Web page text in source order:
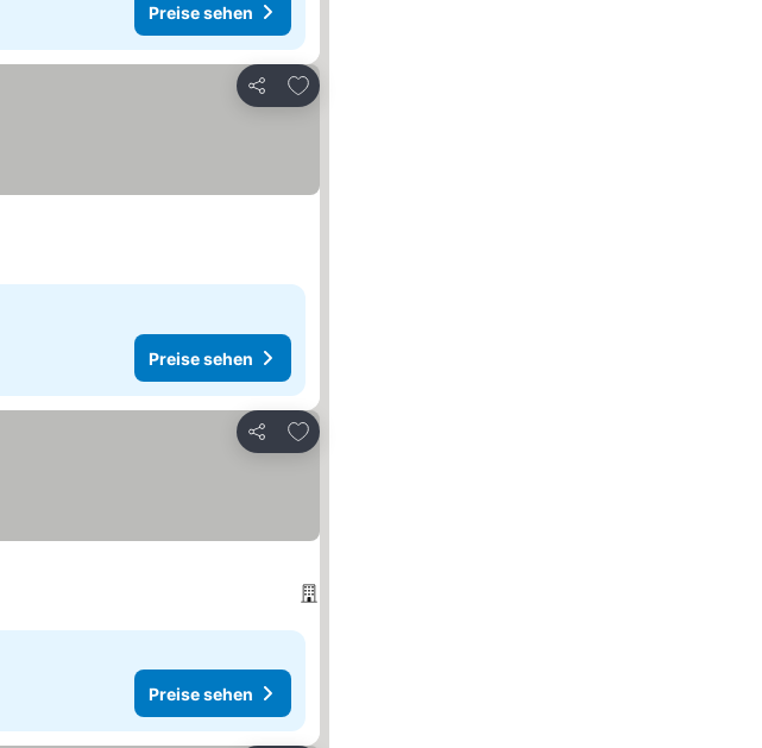
Preise sehen
Teilen
Zu Favoriten hinzufügen
Preise sehen
Teilen
Zu Favoriten hinzufügen
Preise sehen